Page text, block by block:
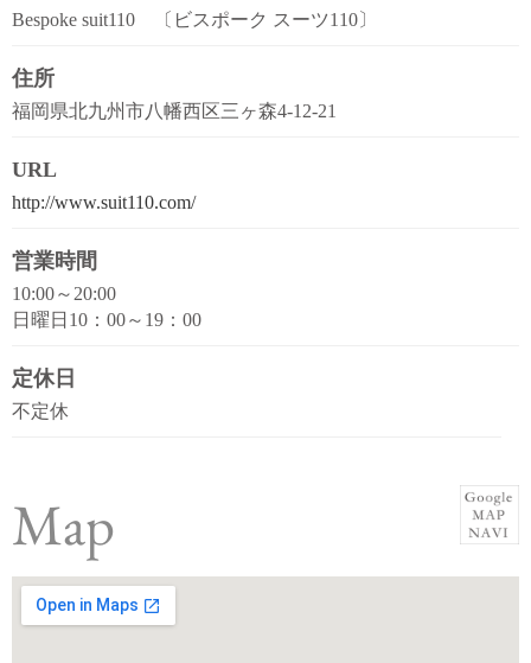
Bespoke suit110 〔ビスポーク スーツ110〕
住所
福岡県北九州市八幡西区三ヶ森4-12-21
URL
http://www.suit110.com/
営業時間
10:00～20:00
日曜日10：00～19：00
定休日
不定休
Map